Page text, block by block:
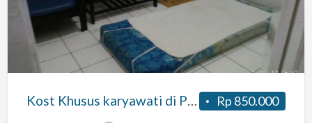
Pademangan
Rp 850.000
Kost Khusus karyawati di Pademangan